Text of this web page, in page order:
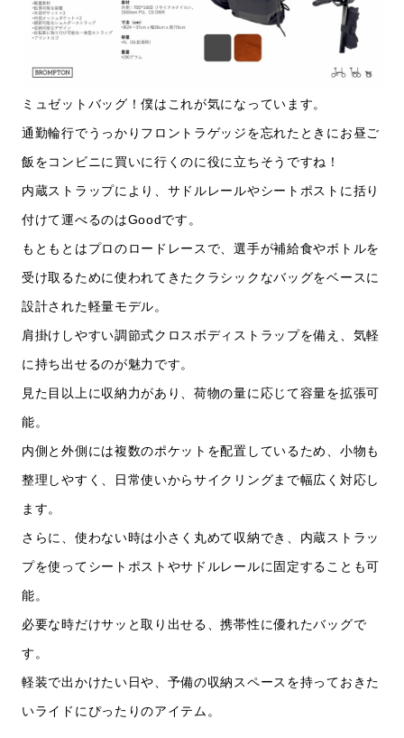
ミュゼットバッグ！僕はこれが気になっています。
通勤輪行でうっかりフロントラゲッジを忘れたときにお昼ご
飯をコンビニに買いに行くのに役に立ちそうですね！
内蔵ストラップにより、サドルレールやシートポストに括り
付けて運べるのはGoodです。
もともとはプロのロードレースで、選手が補給食やボトルを
受け取るために使われてきたクラシックなバッグをベースに
設計された軽量モデル。
肩掛けしやすい調節式クロスボディストラップを備え、気軽
に持ち出せるのが魅力です。
見た目以上に収納力があり、荷物の量に応じて容量を拡張可
能。
内側と外側には複数のポケットを配置しているため、小物も
整理しやすく、日常使いからサイクリングまで幅広く対応し
ます。
さらに、使わない時は小さく丸めて収納でき、内蔵ストラッ
プを使ってシートポストやサドルレールに固定することも可
能。
必要な時だけサッと取り出せる、携帯性に優れたバッグで
す。
軽装で出かけたい日や、予備の収納スペースを持っておきた
いライドにぴったりのアイテム。